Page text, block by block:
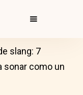
slang: 7
sonar como un